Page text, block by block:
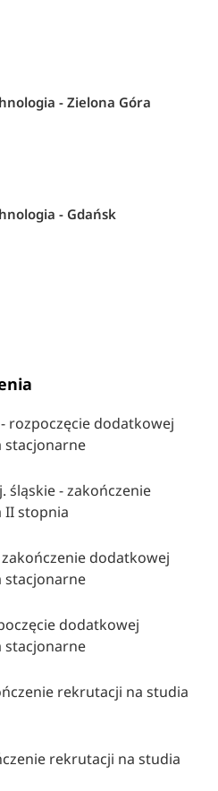
- Zielona Góra
- Gdańsk
- rozpoczęcie dodatkowej
stacjonarne
śląskie - zakończenie
II stopnia
zakończenie dodatkowej
stacjonarne
dodatkowej
stacjonarne
rekrutacji na studia
rekrutacji na studia